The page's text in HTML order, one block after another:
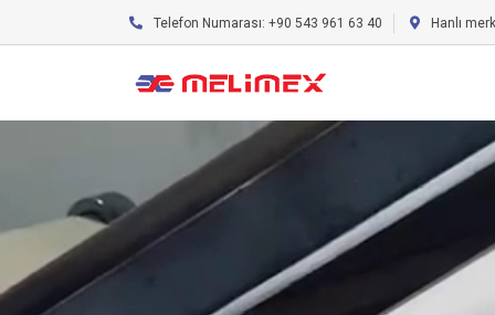
Telefon Numarası: +90 543 961 63 40 Hanlı